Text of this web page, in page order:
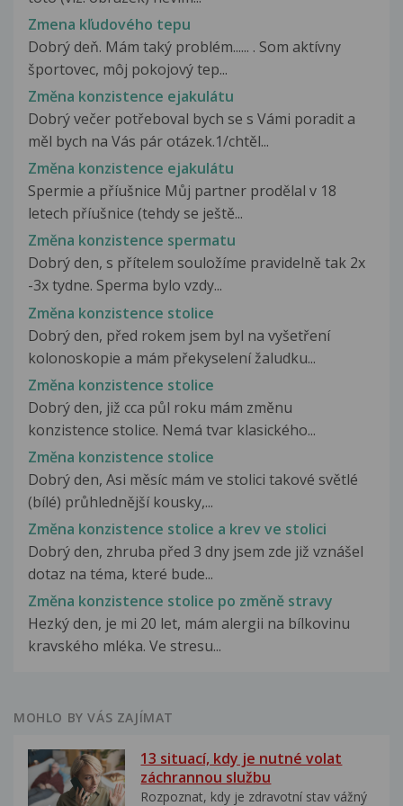
Zmena kľudového tepu
Dobrý deň. Mám taký problém...... . Som aktívny
športovec, môj pokojový tep...
Změna konzistence ejakulátu
Dobrý večer potřeboval bych se s Vámi poradit a
měl bych na Vás pár otázek.1/chtěl...
Změna konzistence ejakulátu
Spermie a příušnice Můj partner prodělal v 18
letech příušnice (tehdy se ještě...
Změna konzistence spermatu
Dobrý den, s přítelem souložíme pravidelně tak 2x
-3x tydne. Sperma bylo vzdy...
Změna konzistence stolice
Dobrý den, před rokem jsem byl na vyšetření
kolonoskopie a mám překyselení žaludku...
Změna konzistence stolice
Dobrý den, již cca půl roku mám změnu
konzistence stolice. Nemá tvar klasického...
Změna konzistence stolice
Dobrý den, Asi měsíc mám ve stolici takové světlé
(bílé) průhlednější kousky,...
Změna konzistence stolice a krev ve stolici
Dobrý den, zhruba před 3 dny jsem zde již vznášel
dotaz na téma, které bude...
Změna konzistence stolice po změně stravy
Hezký den, je mi 20 let, mám alergii na bílkovinu
kravského mléka. Ve stresu...
MOHLO BY VÁS ZAJÍMAT
13 situací, kdy je nutné volat
záchrannou službu
Rozpoznat, kdy je zdravotní stav vážný